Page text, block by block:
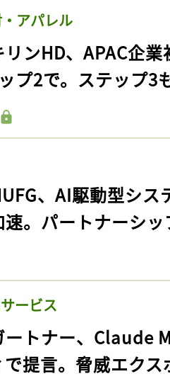
アパレル
リンHD、APAC企
プ2で。ステップ3
、AI駆動型シ
速。パートナーシ
ービス
ートナー、Claude
提言。脅威エク